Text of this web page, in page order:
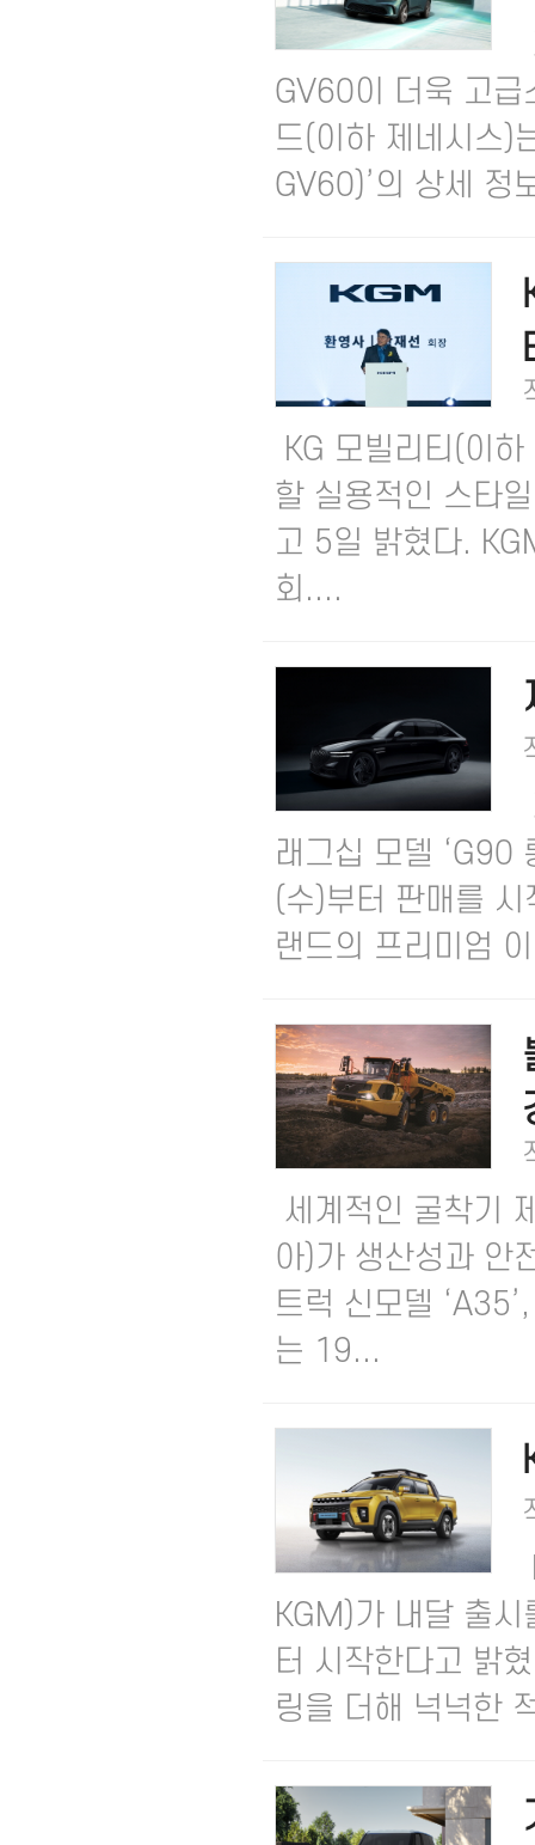
GV60이 더욱 고급
드(이하 제네시스)
GV60)’의 상세 정
KG 모빌리티(이
할 실용적인 스타
고 5일 밝혔다.​
회....
래그십 모델 ‘G90
(수)부터 판매를
랜드의 프리미엄
세계적인 굴착기
아)가 생산성과 안
트럭 신모델
는 19...
KGM)가 내달 출시
터 시작한다고 밝
링을 더해 넉넉한